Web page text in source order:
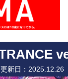
新日： 2025.12.26